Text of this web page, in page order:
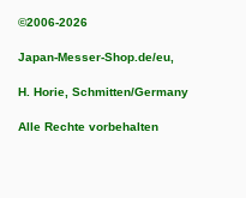
©2006-2026
Japan-Messer-Shop.de/eu,
H. Horie, Schmitten/Germany
Alle Rechte vorbehalten